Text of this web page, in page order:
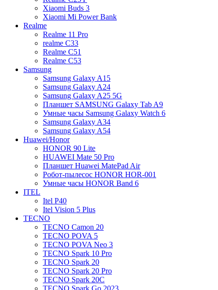
Xiaomi Buds 3
Xiaomi Mi Power Bank
Realme
Realme 11 Pro
realme C33
Realme C51
Realme C53
Samsung
Samsung Galaxy A15
Samsung Galaxy A24
Samsung Galaxy A25 5G
Планшет SAMSUNG Galaxy Tab A9
Умные часы Samsung Galaxy Watch 6
Samsung Galaxy A34
Samsung Galaxy A54
Huawei/Honor
HONOR 90 Lite
HUAWEI Mate 50 Pro
Планшет Huawei MatePad Air
Робот-пылесос HONOR HOR-001
Умные часы HONOR Band 6
ITEL
Itel P40
Itel Vision 5 Plus
TECNO
TECNO Camon 20
TECNO POVA 5
TECNO POVA Neo 3
TECNO Spark 10 Pro
TECNO Spark 20
TECNO Spark 20 Pro
TECNO Spark 20C
TECNO Spark Go 2023